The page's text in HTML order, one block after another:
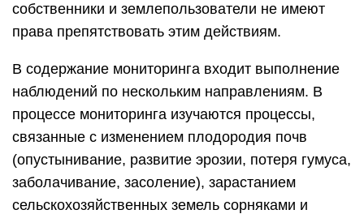
собственники и землепользователи не имеют
права препятствовать этим действиям.
В содержание мониторинга входит выполнение
наблюдений по нескольким направлениям. В
процессе мониторинга изучаются процессы,
связанные с изменением плодородия почв
(опустынивание, развитие эрозии, потеря гумуса,
заболачивание, засоление), зарастанием
сельскохозяйственных земель сорняками и